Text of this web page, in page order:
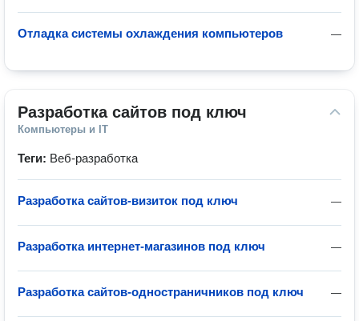
—
Отладка системы охлаждения компьютеров
Разработка сайтов под ключ
Компьютеры и IT
Теги: Веб-разработка
—
Разработка сайтов-визиток под ключ
—
Разработка интернет-магазинов под ключ
—
Разработка сайтов-одностраничников под ключ